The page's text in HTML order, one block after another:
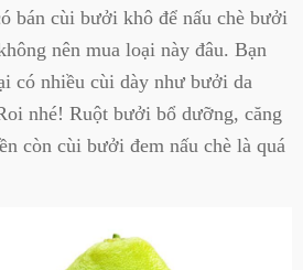
bán cùi bưởi khô để nấu chè bưởi
nên mua loại này đâu. Bạn
có nhiều cùi dày như bưởi da
nhé! Ruột bưởi bổ dưỡng, căng
còn cùi bưởi đem nấu chè là quá